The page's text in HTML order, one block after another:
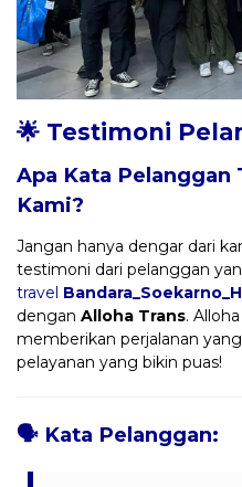
🌟 Testimoni
Apa Kata Pelanggan
Kami?
Jangan hanya dengar dari
testimoni dari pelanggan
travel
dengan Alloha Trans.
memberikan perjalanan
pelayanan yang bikin puas!
🗣️ Kata Pelanggan: